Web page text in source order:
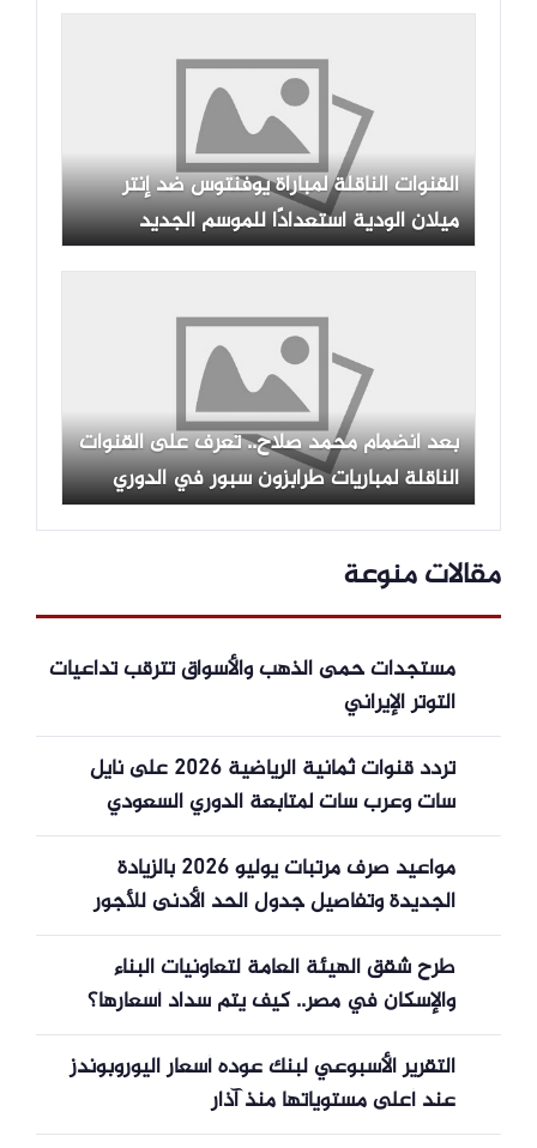
القنوات الناقلة لمباراة يوفنتوس ضد إنتر
ميلان الودية استعدادًا للموسم الجديد
بعد انضمام محمد صلاح.. تعرف على القنوات
الناقلة لمباريات طرابزون سبور في الدوري
التركي
مقالات منوعة
مستجدات حمى الذهب والأسواق تترقب تداعيات
التوتر الإيراني
تردد قنوات ثمانية الرياضية 2026 على نايل
سات وعرب سات لمتابعة الدوري السعودي
مواعيد صرف مرتبات يوليو 2026 بالزيادة
الجديدة وتفاصيل جدول الحد الأدنى للأجور
طرح شقق الهيئة العامة لتعاونيات البناء
والإسكان في مصر.. كيف يتم سداد أسعارها؟
التقرير الأسبوعي لبنك عوده أسعار اليوروبوندز
عند أعلى مستوياتها منذ آذار